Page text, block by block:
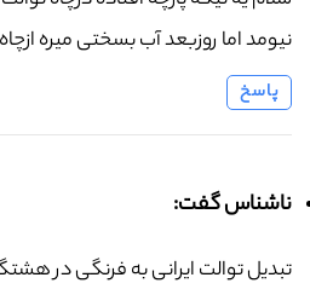
نیومد اما روزبعد آب بسختی میره
پاسخ
ناشناس گفت:
تبدیل توالت ایرانی به فرنگی در